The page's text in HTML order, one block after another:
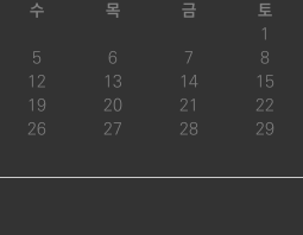
수 목 금
토
1
5 6 7
8
12 13 14
15
19 20 21
22
26 27 28
29